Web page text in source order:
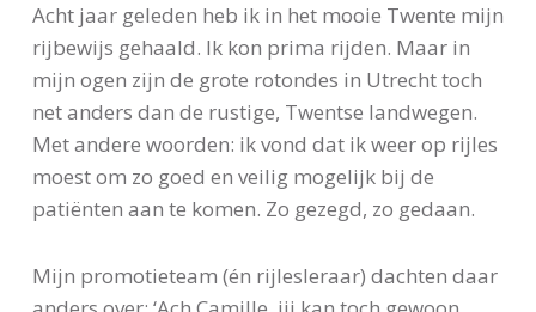
Acht jaar geleden heb ik in het mooie Twente mijn
rijbewijs gehaald. Ik kon prima rijden. Maar in
mijn ogen zijn de grote rotondes in Utrecht toch
net anders dan de rustige, Twentse landwegen.
Met andere woorden: ik vond dat ik weer op rijles
moest om zo goed en veilig mogelijk bij de
patiënten aan te komen. Zo gezegd, zo gedaan.
Mijn promotieteam (én rijlesleraar) dachten daar